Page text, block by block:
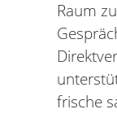
Raum
frische